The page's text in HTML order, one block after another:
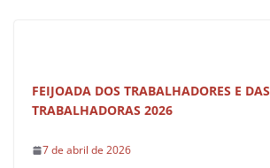
FEIJOADA DOS TRABALHADORES E DAS
TRABALHADORAS 2026
7 de abril de 2026